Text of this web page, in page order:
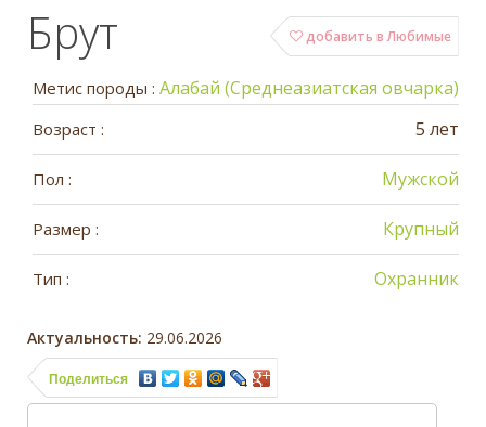
добавить в Любимые
Брут
Метис породы : Алабай (Среднеазиатская овчарка)
Возраст : 5 лет
Пол : Мужской
Размер : Крупный
Тип : Охранник
Актуальность: 29.06.2026
Поделиться